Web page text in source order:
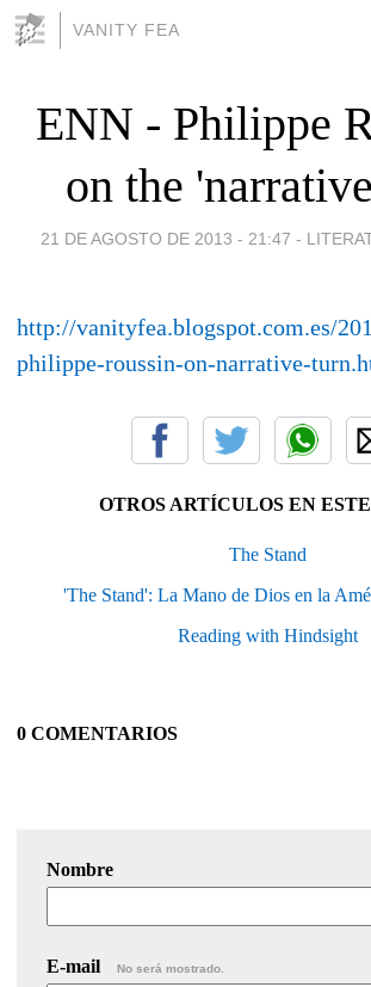
VANITY FEA
ENN - Philippe
on the
21 DE AGOSTO DE 2013 - 21:47 -
http://vanityfea.blogspot.com.es/
philippe-roussin-on-narrative-
OTROS ARTÍCULOS EN
The Stand
'The Stand': La Mano de Dios en la
Reading with Hindsight
0 COMENTARIOS
Nombre
E-mail No será mostrado.